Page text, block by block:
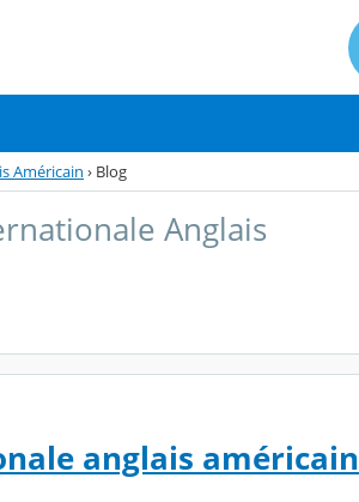
Américain › Blog
Anglais
anglais américain